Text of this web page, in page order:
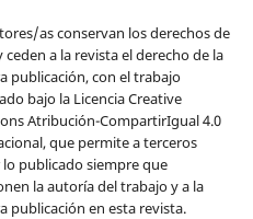
as conservan los derechos de
ceden a la revista el derecho de la
publicación, con el trabajo
bajo la Licencia Creative
Atribución-CompartirIgual 4.0
que permite a terceros
publicado siempre que
la autoría del trabajo y a la
publicación en esta revista.